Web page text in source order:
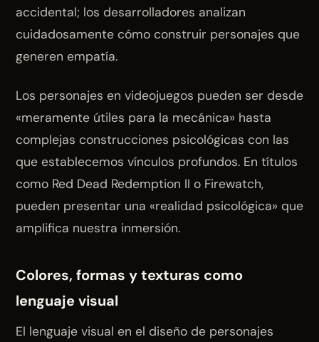
accidental; los desarrolladores analizan
cuidadosamente cómo construir personajes que
generen empatía.
Los personajes en videojuegos pueden ser desde
«meramente útiles para la mecánica» hasta
complejas construcciones psicológicas con las
que establecemos vínculos profundos. En títulos
como Red Dead Redemption II o Firewatch,
pueden presentar una «realidad psicológica» que
amplifica nuestra inmersión.
Colores, formas y texturas como
lenguaje visual
El lenguaje visual en el diseño de personajes